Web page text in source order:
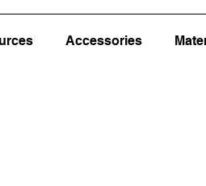
Accessories